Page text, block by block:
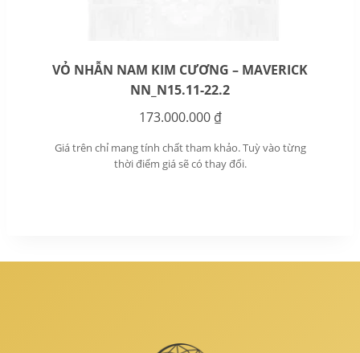
VỎ NHẪN NAM KIM CƯƠNG – MAVERICK
NN_N15.11-22.2
173.000.000 ₫
Giá trên chỉ mang tính chất tham khảo. Tuỳ vào từng
thời điểm giá sẽ có thay đổi.